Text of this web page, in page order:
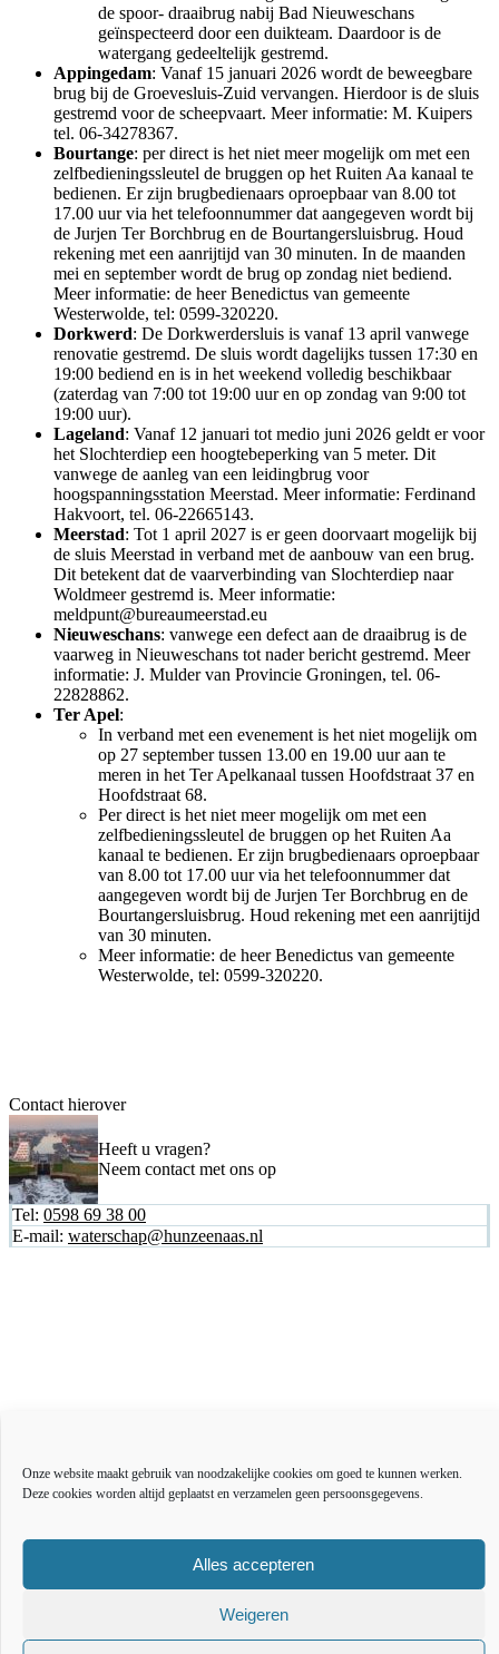
Onze website maakt gebruik van noodzakelijke cookies om goed te kunnen werken.
Deze cookies worden altijd geplaatst en verzamelen geen persoonsgegevens.
Alles accepteren
Weigeren
de spoor- draaibrug nabij Bad Nieuweschans
geïnspecteerd door een duikteam. Daardoor is de
watergang gedeeltelijk gestremd.
Appingedam: Vanaf 15 januari 2026 wordt de beweegbare
brug bij de Groevesluis-Zuid vervangen. Hierdoor is de sluis
gestremd voor de scheepvaart. Meer informatie: M. Kuipers
tel. 06-34278367.
Bourtange: per direct is het niet meer mogelijk om met een
zelfbedieningssleutel de bruggen op het Ruiten Aa kanaal te
bedienen. Er zijn brugbedienaars oproepbaar van 8.00 tot
17.00 uur via het telefoonnummer dat aangegeven wordt bij
de Jurjen Ter Borchbrug en de Bourtangersluisbrug. Houd
rekening met een aanrijtijd van 30 minuten. In de maanden
mei en september wordt de brug op zondag niet bediend.
Meer informatie: de heer Benedictus van gemeente
Westerwolde, tel: 0599-320220.
Dorkwerd: De Dorkwerdersluis is vanaf 13 april vanwege
renovatie gestremd. De sluis wordt dagelijks tussen 17:30 en
19:00 bediend en is in het weekend volledig beschikbaar
(zaterdag van 7:00 tot 19:00 uur en op zondag van 9:00 tot
19:00 uur).
Lageland: Vanaf 12 januari tot medio juni 2026 geldt er voor
het Slochterdiep een hoogtebeperking van 5 meter. Dit
vanwege de aanleg van een leidingbrug voor
hoogspanningsstation Meerstad. Meer informatie: Ferdinand
Hakvoort, tel. 06-22665143.
Meerstad: Tot 1 april 2027 is er geen doorvaart mogelijk bij
de sluis Meerstad in verband met de aanbouw van een brug.
Dit betekent dat de vaarverbinding van Slochterdiep naar
Woldmeer gestremd is. Meer informatie:
meldpunt@bureaumeerstad.eu
Nieuweschans: vanwege een defect aan de draaibrug is de
vaarweg in Nieuweschans tot nader bericht gestremd. Meer
informatie: J. Mulder van Provincie Groningen, tel. 06-
22828862.
Ter Apel:
In verband met een evenement is het niet mogelijk om
op 27 september tussen 13.00 en 19.00 uur aan te
meren in het Ter Apelkanaal tussen Hoofdstraat 37 en
Hoofdstraat 68.
Per direct is het niet meer mogelijk om met een
zelfbedieningssleutel de bruggen op het Ruiten Aa
kanaal te bedienen. Er zijn brugbedienaars oproepbaar
van 8.00 tot 17.00 uur via het telefoonnummer dat
aangegeven wordt bij de Jurjen Ter Borchbrug en de
Bourtangersluisbrug. Houd rekening met een aanrijtijd
van 30 minuten.
Meer informatie: de heer Benedictus van gemeente
Westerwolde, tel: 0599-320220.
Contact hierover
Heeft u vragen?
Neem contact met ons op
Tel: 0598 69 38 00
E-mail: waterschap@hunzeenaas.nl
Bestuur en organisatie
Educatie
Inkoop en aanbesteden
Toegankelijkheidsverklaring
Webarchief